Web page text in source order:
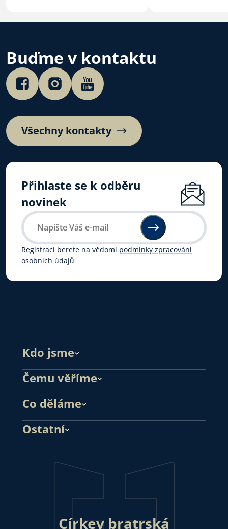
Buďme v kontaktu
Všechny kontakty
Přihlaste se k odběru
novinek
Registrací berete na vědomí podmínky zpracování
osobních údajů
Kdo jsme
Čemu věříme
Co děláme
Ostatní
Církev bratrská